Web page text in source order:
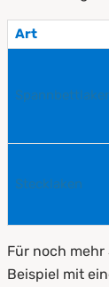
Art
Stecklaken
Für noch mehr
Beispiel mit